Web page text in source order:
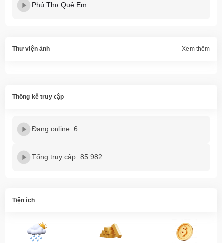
Phú Thọ Quê Em
Thư viện ảnh Xem thêm
Thống kê truy cập
Đang online: 6
Tổng truy cập: 85.982
Tiện ích